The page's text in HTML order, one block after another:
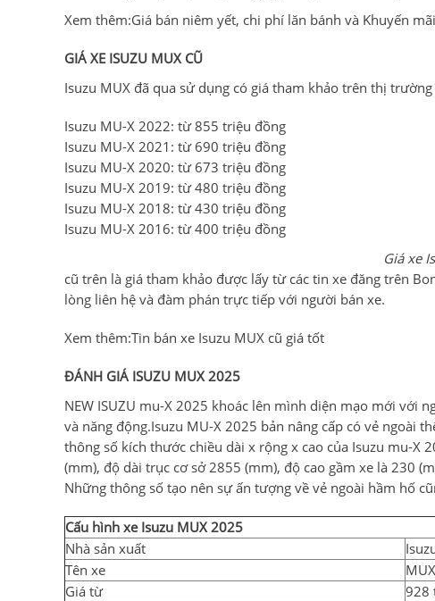
Xem thêm:Giá bán niêm yết, chi phí lăn bánh và Khuyến
GIÁ XE ISUZU MUX CŨ
Isuzu MUX đã qua sử dụng có giá tham khảo trên thị
Isuzu MU-X 2022: từ 855 triệu đồng
Isuzu MU-X 2021: từ 690 triệu đồng
Isuzu MU-X 2020: từ 673 triệu đồng
Isuzu MU-X 2019: từ 480 triệu đồng
Isuzu MU-X 2018: từ 430 triệu đồng
Isuzu MU-X 2016: từ 400 triệu đồng
Giá xe
cũ trên là giá tham khảo được lấy từ các tin xe đăng trên
lòng liên hệ và đàm phán trực tiếp với người bán xe.
Xem thêm:Tin bán xe Isuzu MUX cũ giá tốt
ĐÁNH GIÁ ISUZU MUX 2025
NEW ISUZU mu-X 2025 khoác lên mình diện mạo mới với
và năng động.Isuzu MU-X 2025 bản nâng cấp có vẻ ngoài
thông số kích thước chiều dài x rộng x cao của Isuzu mu-
(mm), độ dài trục cơ sở 2855 (mm), độ cao gầm xe là 230
Những thông số tạo nên sự ấn tượng về vẻ ngoài hầm hố
Cấu hình xe Isuzu MUX 2025
Nhà sản xuất
Tên xe
Giá từ
928